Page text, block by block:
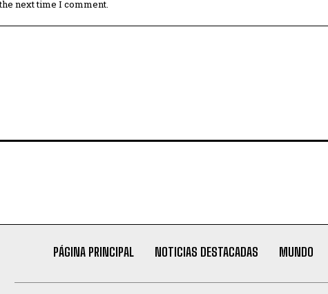
next time I comment.
PÁGINA PRINCIPAL NOTICIAS DESTACADAS MUNDO